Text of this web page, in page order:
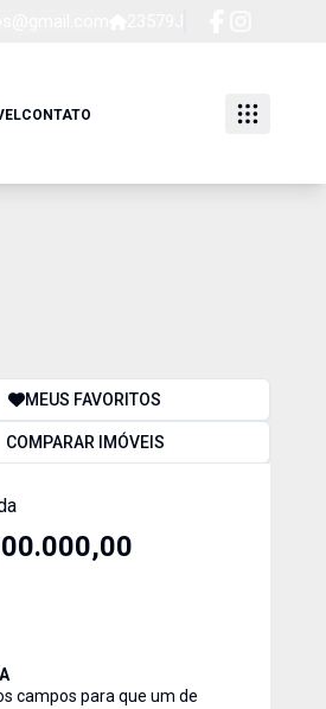
CONTATO
MEUS FAVORITOS
COMPARAR IMÓVEIS
campos para que um de